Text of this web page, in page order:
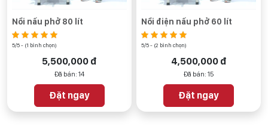
Nồi nấu phở 80 lít
5/5 - (1 bình chọn)
5,500,000 đ
Đã bán: 14
Đặt ngay
Nồi điện nấu phở 60 lít
5/5 - (2 bình chọn)
4,500,000 đ
Đã bán: 15
Đặt ngay